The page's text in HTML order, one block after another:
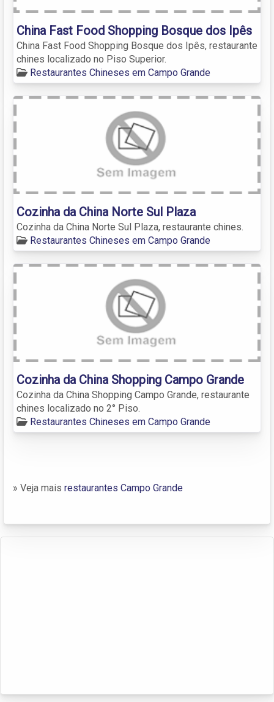
China Fast Food Shopping Bosque dos Ipês
China Fast Food Shopping Bosque dos Ipês, restaurante
chines localizado no Piso Superior.
Restaurantes Chineses em Campo Grande
Cozinha da China Norte Sul Plaza
Cozinha da China Norte Sul Plaza, restaurante chines.
Restaurantes Chineses em Campo Grande
Cozinha da China Shopping Campo Grande
Cozinha da China Shopping Campo Grande, restaurante
chines localizado no 2° Piso.
Restaurantes Chineses em Campo Grande
» Veja mais restaurantes Campo Grande